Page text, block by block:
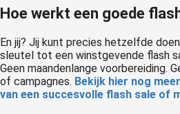
Hoe werkt een goede
En jij? Jij kunt precies hetzelfde
sleutel tot een winstgevende flash
Geen maandenlange voorbereiding.
of campagnes. Bekijk hier nog
van een succesvolle flash sale of